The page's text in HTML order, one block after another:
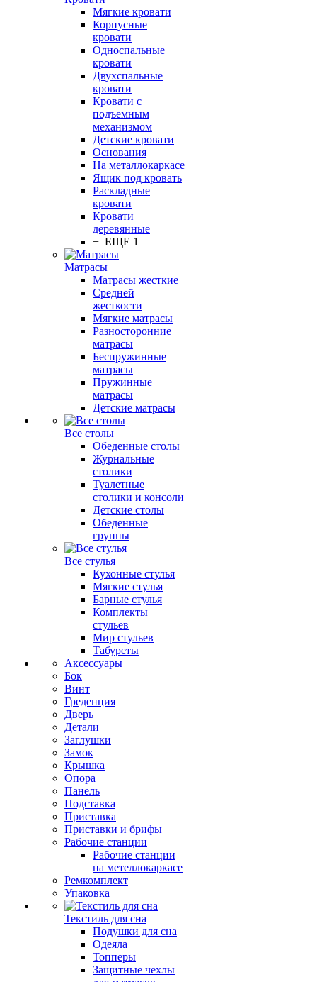
Мягкие кровати
Корпусные
кровати
Односпальные
кровати
Двухспальные
кровати
Кровати с
подъемным
механизмом
Детские кровати
Основания
На металлокаркасе
Ящик под кровать
Раскладные
кровати
Кровати
деревянные
+ ЕЩЕ 1
Матрасы
Матрасы жесткие
Средней
жесткости
Мягкие матрасы
Разносторонние
матрасы
Беспружинные
матрасы
Пружинные
матрасы
Детские матрасы
Все столы
Обеденные столы
Журнальные
столики
Туалетные
столики и консоли
Детские столы
Обеденные
группы
Все стулья
Кухонные стулья
Мягкие стулья
Барные стулья
Комплекты
стульев
Мир стульев
Табуреты
Аксессуары
Бок
Винт
Греденция
Дверь
Детали
Заглушки
Замок
Крышка
Опора
Панель
Подставка
Приставка
Приставки и брифы
Рабочие станции
Рабочие станции
на метеллокаркасе
Ремкомплект
Упаковка
Текстиль для сна
Подушки для сна
Одеяла
Топперы
Защитные чехлы